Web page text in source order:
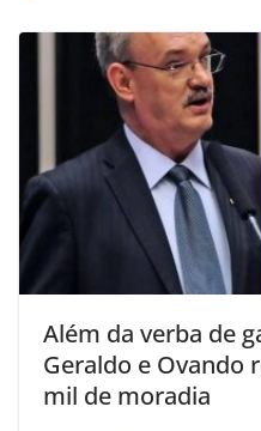
Além da verba de
Geraldo e Ovando
mil de moradia